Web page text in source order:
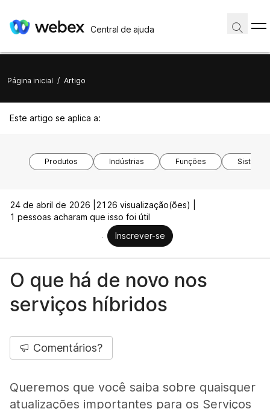
Central de ajuda
Página inicial / Artigo
Este artigo se aplica a:
Produtos Indústrias Funções
24 de abril de 2026 |
2126 visualização(ões) |
1 pessoas acharam que isso foi útil
Inscrever-se
O que há de novo nos
serviços híbridos
Comentários?
Queremos que você saiba sobre quaisquer
atualizações importantes para os Serviços